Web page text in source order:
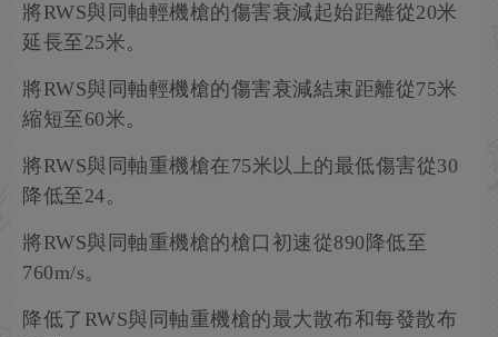
將RWS與同軸輕機槍的傷害衰減起始距離從20米
延長至25米。
將RWS與同軸輕機槍的傷害衰減結束距離從75米
縮短至60米。
將RWS與同軸重機槍在75米以上的最低傷害從30
降低至24。
將RWS與同軸重機槍的槍口初速從890降低至
760m/s。
降低了RWS與同軸重機槍的最大散布和每發散布